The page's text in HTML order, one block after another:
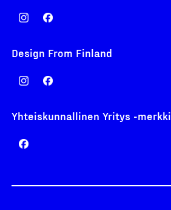
Design From Finland
Yhteiskunnallinen Yritys -merkki